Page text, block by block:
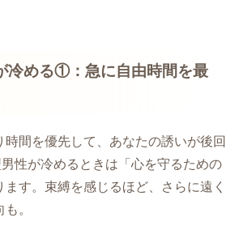
冷める①：急に自由時間を最
時間を優先して、あなたの誘いが後回
性が冷めるときは「心を守るための
ます。束縛を感じるほど、さらに遠く
。